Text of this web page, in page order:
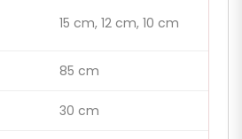
15 cm, 12 cm, 10 cm
85 cm
30 cm